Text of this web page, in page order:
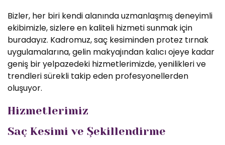
Bizler, her biri kendi alanında uzmanlaşmış deneyimli
ekibimizle, sizlere en kaliteli hizmeti sunmak için
buradayız. Kadromuz, saç kesiminden protez tırnak
uygulamalarına, gelin makyajından kalıcı ojeye kadar
geniş bir yelpazedeki hizmetlerimizde, yenilikleri ve
trendleri sürekli takip eden profesyonellerden
oluşuyor.
Hizmetlerimiz
Saç Kesimi ve Şekillendirme